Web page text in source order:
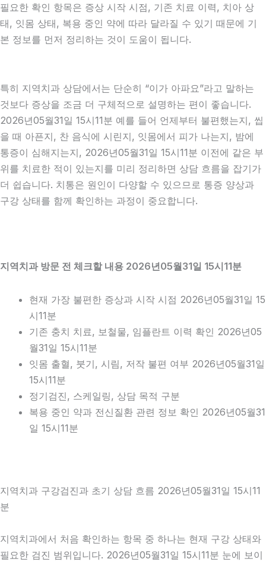
필요한 확인 항목은 증상 시작 시점, 기존 치료 이력, 치아 상
태, 잇몸 상태, 복용 중인 약에 따라 달라질 수 있기 때문에 기
본 정보를 먼저 정리하는 것이 도움이 됩니다.
특히 지역치과 상담에서는 단순히 “이가 아파요”라고 말하는
것보다 증상을 조금 더 구체적으로 설명하는 편이 좋습니다.
2026년05월31일 15시11분 예를 들어 언제부터 불편했는지, 씹
을 때 아픈지, 찬 음식에 시린지, 잇몸에서 피가 나는지, 밤에
통증이 심해지는지, 2026년05월31일 15시11분 이전에 같은 부
위를 치료한 적이 있는지를 미리 정리하면 상담 흐름을 잡기가
더 쉽습니다. 치통은 원인이 다양할 수 있으므로 통증 양상과
구강 상태를 함께 확인하는 과정이 중요합니다.
지역치과 방문 전 체크할 내용 2026년05월31일 15시11분
현재 가장 불편한 증상과 시작 시점 2026년05월31일 15
시11분
기존 충치 치료, 보철물, 임플란트 이력 확인 2026년05
월31일 15시11분
잇몸 출혈, 붓기, 시림, 저작 불편 여부 2026년05월31일
15시11분
정기검진, 스케일링, 상담 목적 구분
복용 중인 약과 전신질환 관련 정보 확인 2026년05월31
일 15시11분
지역치과 구강검진과 초기 상담 흐름 2026년05월31일 15시11
분
지역치과에서 처음 확인하는 항목 중 하나는 현재 구강 상태와
필요한 검진 범위입니다. 2026년05월31일 15시11분 눈에 보이